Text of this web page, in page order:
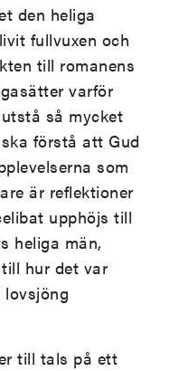
den heliga
fullvuxen och
till romanens
varför
så mycket
förstå att Gud
som
är reflektioner
upphöjs till
heliga män,
hur det var
lovsjöng
till tals på ett